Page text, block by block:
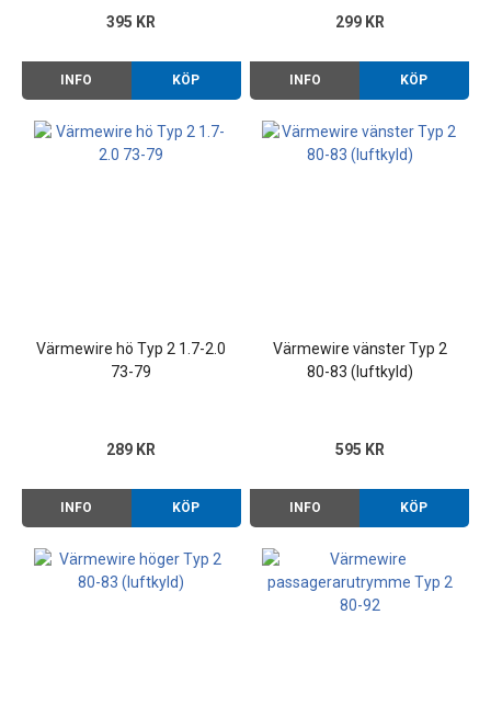
395 KR
INFO KÖP
299 KR
INFO KÖP
Värmewire hö Typ 2 1.7-2.0
73-79
289 KR
INFO KÖP
Värmewire vänster Typ 2
80-83 (luftkyld)
595 KR
INFO KÖP